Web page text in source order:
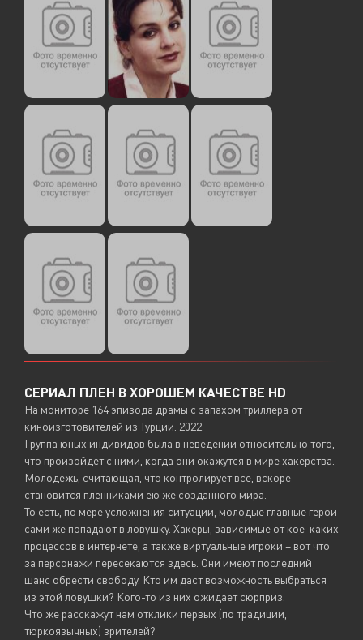
СЕРИАЛ ПЛЕН В ХОРОШЕМ КАЧЕСТВЕ HD
На мониторе 164 эпизода драмы с запахом триллера от
киноизготовителей из Турции. 2022.
Группа юных индивидов была в неведении относительно того,
что произойдет с ними, когда они окажутся в мире хакерства.
Молодежь, считающая, что контролирует все, вскоре
становится пленниками ею же созданного мира.
То есть, по мере усложнения ситуации, молодые главные герои
сами же попадают в ловушку. Хакеры, зависимые от кое-каких
процессов в интернете, а также виртуальные игроки – вот что
за персонажи пересекаются здесь. Они имеют последний
шанс обрести свободу. Кто им даст возможность выбраться
из этой ловушки? Кого-то из них ожидает сюрприз.
Что же расскажут нам отклики первых (по традиции,
тюркоязычных) зрителей?